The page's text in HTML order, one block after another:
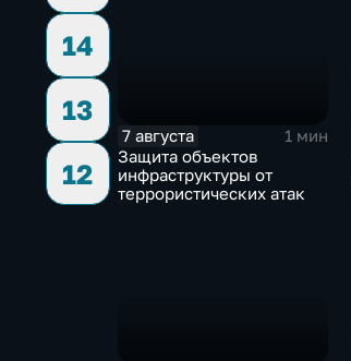
14
13
12
7 августа
1 мин
Защита объектов
инфраструктуры от
террористических атак